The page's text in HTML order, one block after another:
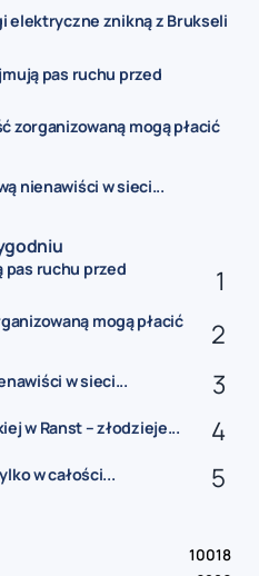
elektryczne znikną z Brukseli
pas ruchu przed
zorganizowaną mogą płacić
nienawiści w sieci...
pas ruchu przed
mogą płacić
w sieci...
w Ranst – złodzieje...
w całości...
10018